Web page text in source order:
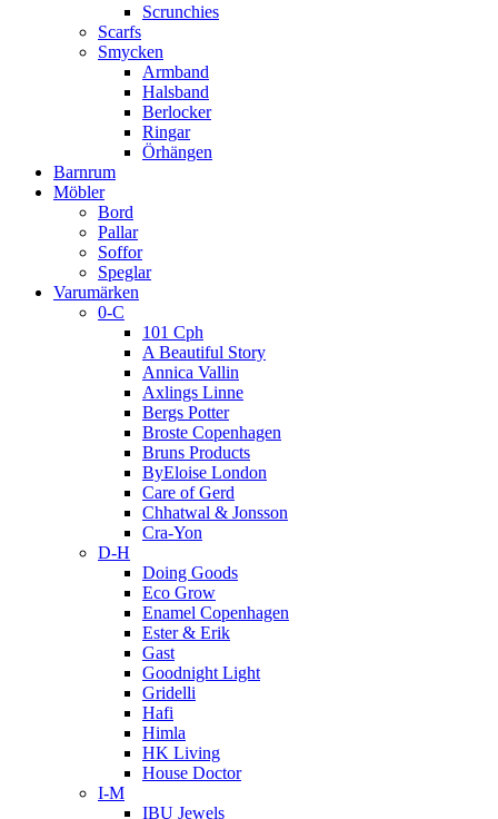
Scrunchies
Scarfs
Smycken
Armband
Halsband
Berlocker
Ringar
Örhängen
Barnrum
Möbler
Bord
Pallar
Soffor
Speglar
Varumärken
0-C
101 Cph
A Beautiful Story
Annica Vallin
Axlings Linne
Bergs Potter
Broste Copenhagen
Bruns Products
ByEloise London
Care of Gerd
Chhatwal & Jonsson
Cra-Yon
D-H
Doing Goods
Eco Grow
Enamel Copenhagen
Ester & Erik
Gast
Goodnight Light
Gridelli
Hafi
Himla
HK Living
House Doctor
I-M
IBU Jewels